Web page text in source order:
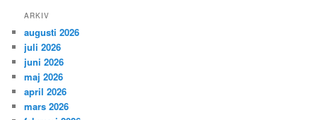
ARKIV
augusti 2026
juli 2026
juni 2026
maj 2026
april 2026
mars 2026